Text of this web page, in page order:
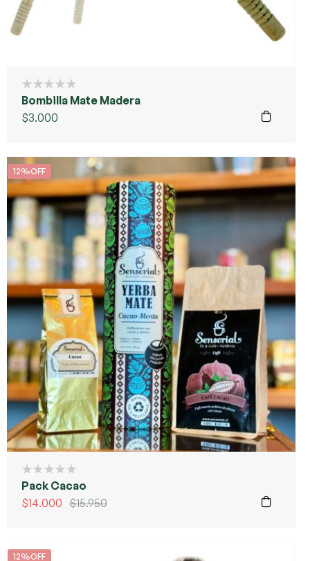
Bombilla Mate Madera
$3.000
12%OFF
Pack Cacao
$15.950
$14.000
12%OFF